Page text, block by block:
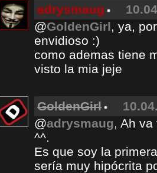
adrysmaug
@GoldenGirl, ya,
envidioso :)
como ademas tiene
visto la mia jeje
GoldenGirl
@adrysmaug, Ah
^^.
Es que soy la
sería muy hipócrita